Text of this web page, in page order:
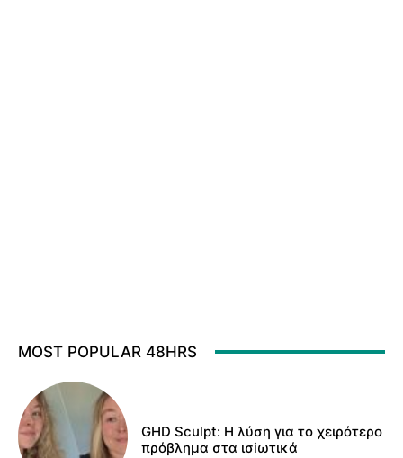
MOST POPULAR 48HRS
GHD Sculpt: Η λύση για το χειρότερο
πρόβλημα στα ισiωτικά